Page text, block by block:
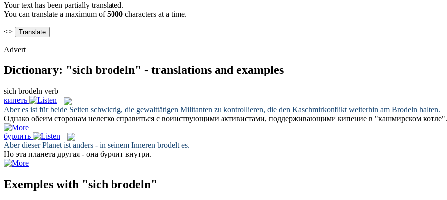
Your text has been partially translated.
You can translate a maximum of5000 characters at a time.
<>
Advert
Dictionary: "sich brodeln" - translations and examples
sich brodeln verb
кипеть
Aber es ist für beide Seiten schwierig, die gewalttätigen Militanten zu kontrollieren, die den Kaschmirkonflikt weiterhin am Brodeln halten.
Однако обеим сторонам нелегко справиться с воинствующими активистами, поддерживающими кипение в "кашмирском котле".
бурлить
Aber dieser Planet ist anders - in seinem Inneren brodelt es.
Но эта планета другая - она бурлит внутри.
Exemples with "sich brodeln"